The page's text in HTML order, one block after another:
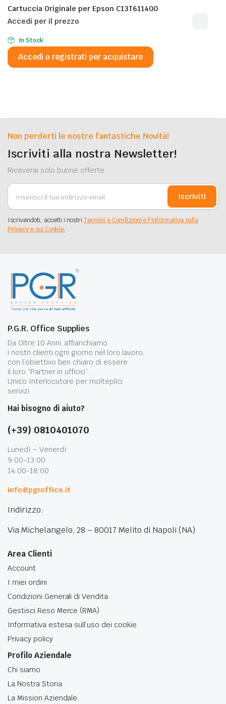
Cartuccia Originale per Epson C13T611400
Accedi per il prezzo
In Stock
Accedi o registrati per acquistare
Non perderti le nostre fantastiche Novità!
Iscriviti alla nostra Newsletter!
Riceverai solo buone offerte
Iscriviti
Iscrivendoti, accetti i nostriTermini e Condizioni e l'Informativa sulla
Privacy e sui Cookie.
P.G.R. Office Supplies
Da Oltre 10 Anni, affianchiamo
i nostri clienti ogni giorno nel loro lavoro,
con l’obiettivo ben chiaro di essere
il loro “Partner in ufficio” .
Unico Interlocutore per molteplici
servizi.
Hai bisogno di aiuto?
(+39) 0810401070
Lunedì – Venerdì:
9:00-13:00
14:00-18:00
info@pgroffice.it
Indirizzo:
Via Michelangelo, 28 – 80017 Melito di Napoli (NA)
Area Clienti
Account
I miei ordini
Condizioni Generali di Vendita
Gestisci Reso Merce (RMA)
Informativa estesa sull’uso dei cookie
Privacy policy
Profilo Aziendale
Chi siamo
La Nostra Storia
La Mission Aziendale